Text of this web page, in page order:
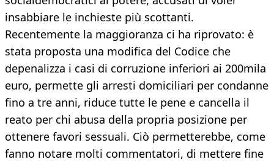
insabbiare le inchieste più scottanti.
Recentemente la maggioranza ci ha riprovato: è
stata proposta una modifica del Codice che
depenalizza i casi di corruzione inferiori ai 200mila
euro, permette gli arresti domiciliari per condanne
fino a tre anni, riduce tutte le pene e cancella il
reato per chi abusa della propria posizione per
ottenere favori sessuali. Ciò permetterebbe, come
fanno notare molti commentatori, di mettere fine